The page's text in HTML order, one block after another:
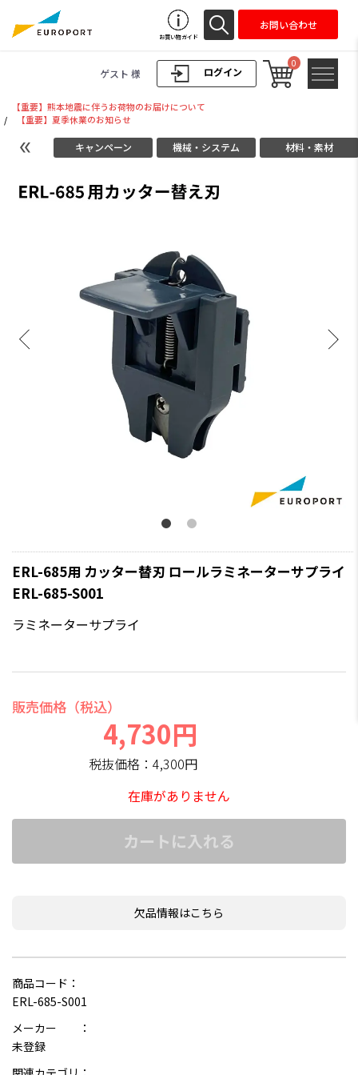
ログイン
ゲスト 様
0
お買い物ガイド
お問い合わせ
【重要】熊本地震に伴うお荷物のお届けについて
/
【重要】夏季休業のお知らせ
キャンペーン 機械・システム 材料・素材
ERL-685用 カッター替刃 ロールラミネーターサプライ
ERL-685-S001
ラミネーターサプライ
販売価格（税込）
4,730円
税抜価格：4,300円
在庫がありません
カートに入れる
欠品情報はこちら
商品コード：
ERL-685-S001
メーカー ：
未登録